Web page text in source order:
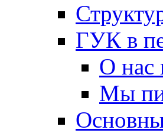
ГУК в
О нас
Мы